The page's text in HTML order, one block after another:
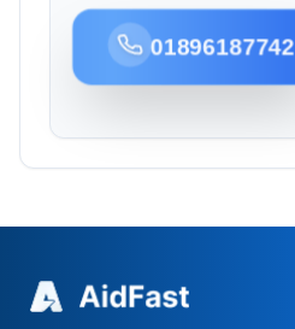
01896187742